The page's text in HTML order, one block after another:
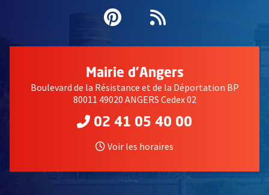
Pinterest
, Ouvre une
Flux RSS
Mairie d'Angers
Boulevard de la Résistance et de la Déportation BP
80011 49020 ANGERS Cedex 02
02 41 05 40 00
Voir les horaires